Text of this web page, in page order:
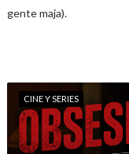
gente maja).
CINE Y SERIES